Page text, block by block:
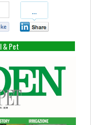
Condividi
Condividi
Su
Linkedin
& Pet